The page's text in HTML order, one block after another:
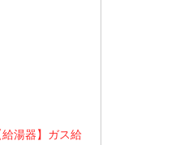
湯器】ガス給